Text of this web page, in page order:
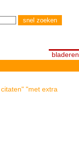
bladeren
"met extra